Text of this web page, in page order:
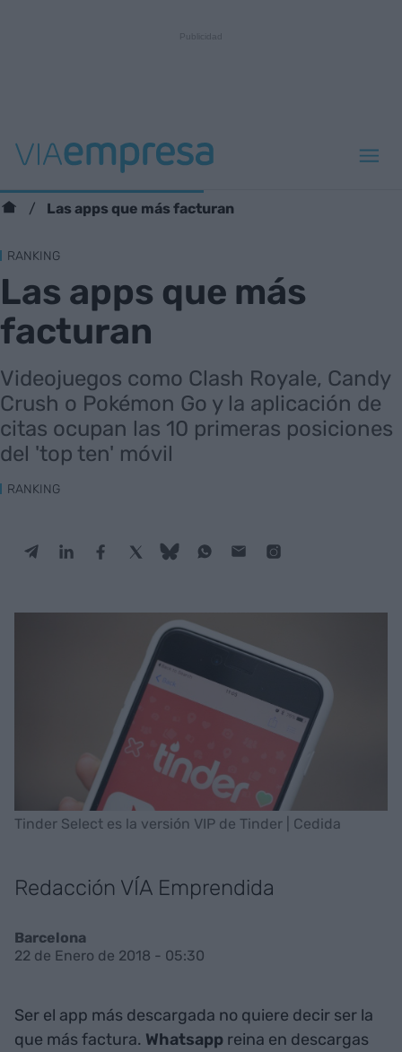
Las apps que más facturan
RANKING
Las apps que más
facturan
Videojuegos como Clash Royale, Candy
Crush o Pokémon Go y la aplicación de
citas ocupan las 10 primeras posiciones
del 'top ten' móvil
RANKING
Tinder Select es la versión VIP de Tinder | Cedida
Redacción VÍA Emprendida
Barcelona
22 de Enero de 2018 - 05:30
Ser el app más descargada no quiere decir ser la
que más factura. Whatsapp reina en descargas